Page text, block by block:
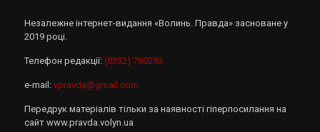
Незалежне інтернет-видання «Волинь. Правда» засноване у
2019 році.
Телефон редакції: (0332) 780293
e-mail: vpravda@gmail.com
Передрук матеріалів тільки за наявності гіперпосилання на
сайт www.pravda.volyn.ua